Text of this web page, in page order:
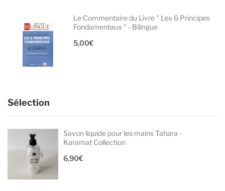
Le Commentaire du Livre " Les 6 Principes
Fondamentaux " - Bilingue
5,00€
Sélection
Savon liquide pour les mains Tahara -
Karamat Collection
6,90€